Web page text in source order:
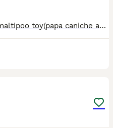
Disponibles solo machos de maltipoo toy(papa caniche asiático y mamá bichon maltes toy) . Listos para entregar.Posibilidad de envío en la Península. Mas información llamadas o WhatsApp 672 74 54 09 Pvp 1.400€